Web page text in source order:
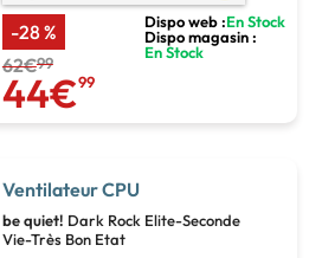
-28 %
62€99
44€99
Dispo web :En Stock
Dispo magasin :
En Stock
Ventilateur CPU
be quiet! Dark Rock Elite-Seconde
Vie-Très Bon Etat